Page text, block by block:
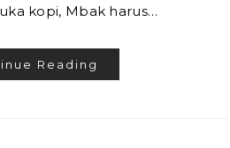
kopi, Mbak harus…
Reading